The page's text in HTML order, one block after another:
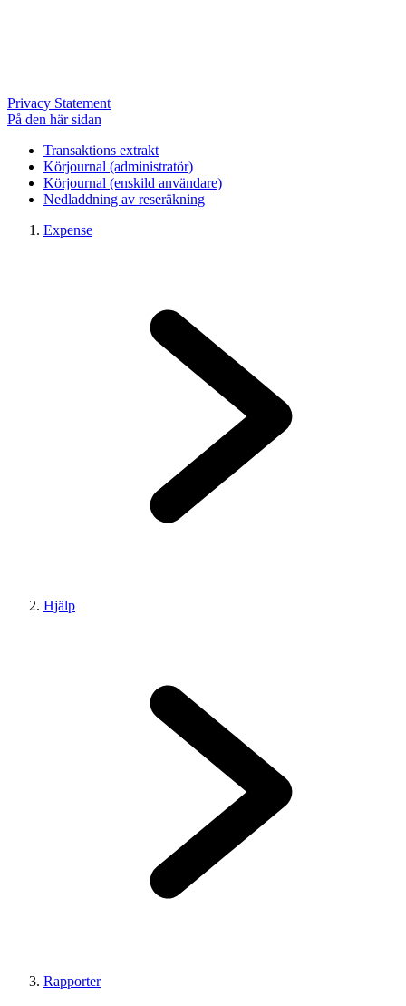
Privacy Statement
På den här sidan
Transaktions extrakt
Körjournal (administratör)
Körjournal (enskild användare)
Nedladdning av reseräkning
Expense
Hjälp
Rapporter